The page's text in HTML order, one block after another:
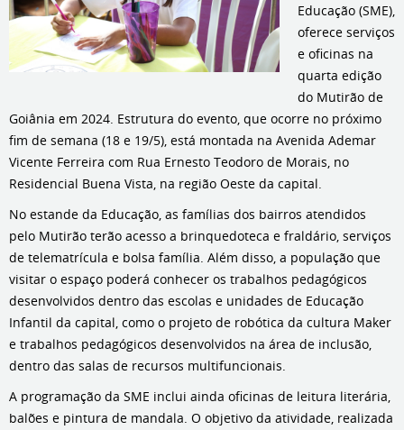
Educação (SME),
oferece serviços
e oficinas na
quarta edição
do Mutirão de
Goiânia em 2024. Estrutura do evento, que ocorre no próximo
fim de semana (18 e 19/5), está montada na Avenida Ademar
Vicente Ferreira com Rua Ernesto Teodoro de Morais, no
Residencial Buena Vista, na região Oeste da capital.
No estande da Educação, as famílias dos bairros atendidos
pelo Mutirão terão acesso a brinquedoteca e fraldário, serviços
de telematrícula e bolsa família. Além disso, a população que
visitar o espaço poderá conhecer os trabalhos pedagógicos
desenvolvidos dentro das escolas e unidades de Educação
Infantil da capital, como o projeto de robótica da cultura Maker
e trabalhos pedagógicos desenvolvidos na área de inclusão,
dentro das salas de recursos multifuncionais.
A programação da SME inclui ainda oficinas de leitura literária,
balões e pintura de mandala. O objetivo da atividade, realizada